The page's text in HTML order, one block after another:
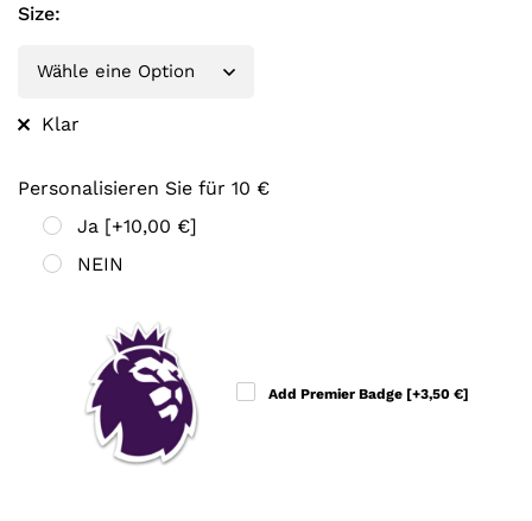
Size:
Klar
Personalisieren Sie für 10 €
Ja [+10,00 €]
NEIN
Add Premier Badge [+3,50 €]